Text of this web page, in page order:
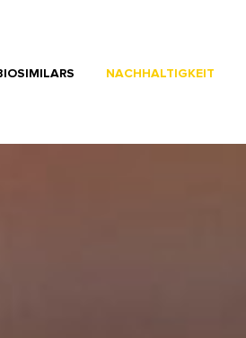
NACHHALTIGKEIT